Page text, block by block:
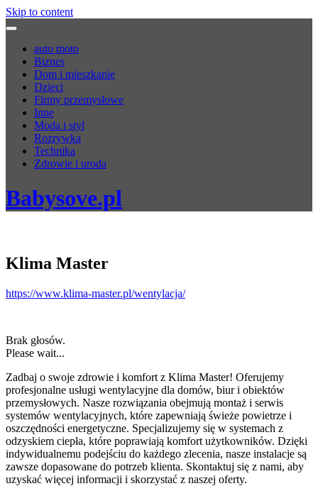
Skip to content
auto moto
Biznes
Dom i mieszkanie
Dzieci
Firmy przemysłowe
Inne
Moda i styl
Rozrywka
Technika
Zdrowie i uroda
Babysove.pl
Klima Master
https://www.klima-master.pl/wentylacja/
Brak głosów.
Please wait...
Zadbaj o swoje zdrowie i komfort z Klima Master! Oferujemy
profesjonalne usługi wentylacyjne dla domów, biur i obiektów
przemysłowych. Nasze rozwiązania obejmują montaż i serwis
systemów wentylacyjnych, które zapewniają świeże powietrze i
oszczędności energetyczne. Specjalizujemy się w systemach z
odzyskiem ciepła, które poprawiają komfort użytkowników. Dzięki
indywidualnemu podejściu do każdego zlecenia, nasze instalacje są
zawsze dopasowane do potrzeb klienta. Skontaktuj się z nami, aby
uzyskać więcej informacji i skorzystać z naszej oferty.